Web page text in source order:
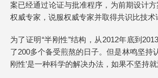
案已经通过论证与批准程序，为前期设计
权威专家，说服权威专家并取得共识比技术
为了证明“半刚性”结构，从2012年底到
了200多个备受煎熬的日子。但是林鸣坚持
刚性’是一种科学的解决办法，如果不坚持